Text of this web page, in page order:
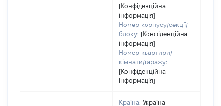
[Конфіденційна
інформація]
Номер корпусу/секції/
блоку: [Конфіденційна
інформація]
Номер квартири/
кімнати/гаражу:
[Конфіденційна
інформація]
Країна: Україна